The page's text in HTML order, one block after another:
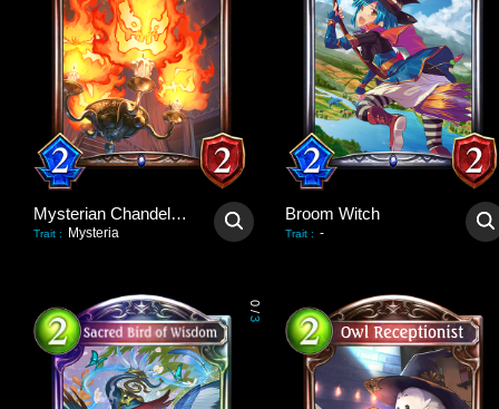
Mysterian Chandelian
Trait : Mysteria
Broom Witch
Trait : -
0
/
3